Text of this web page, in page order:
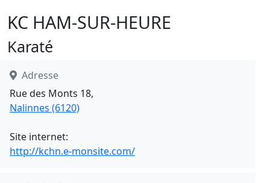
KC HAM-SUR-HEURE
Karaté
Adresse
Rue des Monts 18,
Nalinnes (6120)
Site internet:
http://kchn.e-monsite.com/